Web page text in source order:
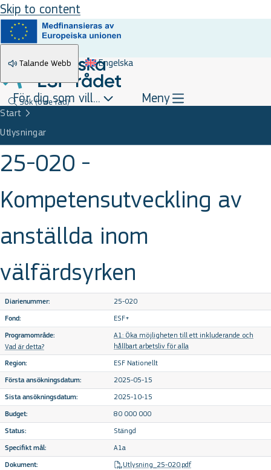
Skip to content
Talande Webb Engelska
Sök(övre rad)
För dig som vill... Meny
Start
Utlysningar
25-020 -
Kompetensutveckling av
anställda inom
välfärdsyrken
Diarienummer: 25-020
Fond: ESF+
Programområde:
Vad är detta?
A1: Öka möjligheten till ett inkluderande och
hållbart arbetsliv för alla
Region: ESF Nationellt
Första ansökningsdatum: 2025-05-15
Sista ansökningsdatum: 2025-10-15
Budget: 80 000 000
Status: Stängd
Specifikt mål: A1a
Dokument: Utlysning_25-020.pdf